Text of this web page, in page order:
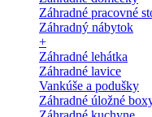
Záhradné pracovné
Záhradný nábytok
+
Záhradné lehátka
Záhradné lavice
Vankúše a podušky
Záhradné úložné